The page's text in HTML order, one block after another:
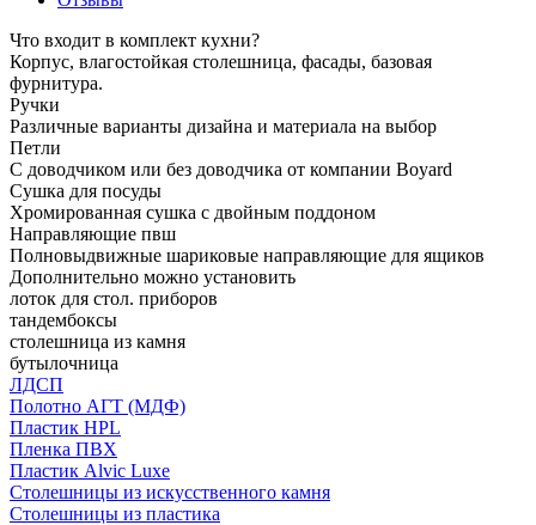
Что входит в комплект кухни?
Корпус, влагостойкая столешница, фасады, базовая
фурнитура.
Ручки
Различные варианты дизайна и материала на выбор
Петли
С доводчиком или без доводчика от компании Boyard
Сушка для посуды
Хромированная сушка с двойным поддоном
Направляющие пвш
Полновыдвижные шариковые направляющие для ящиков
Дополнительно можно установить
лоток для стол. приборов
тандембоксы
столешница из камня
бутылочница
ЛДСП
Полотно АГТ (МДФ)
Пластик HPL
Пленка ПВХ
Пластик Alvic Luxe
Столешницы из искусственного камня
Столешницы из пластика